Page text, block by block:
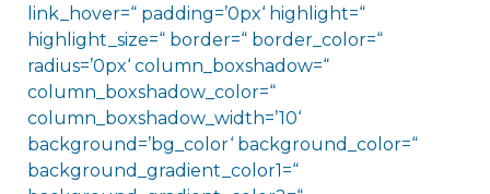
link_hover=“ padding=’0px‘ highlight=“
highlight_size=“ border=“ border_color=“
radius=’0px‘ column_boxshadow=“
column_boxshadow_color=“
column_boxshadow_width=’10‘
background=’bg_color‘ background_color=“
background_gradient_color1=“